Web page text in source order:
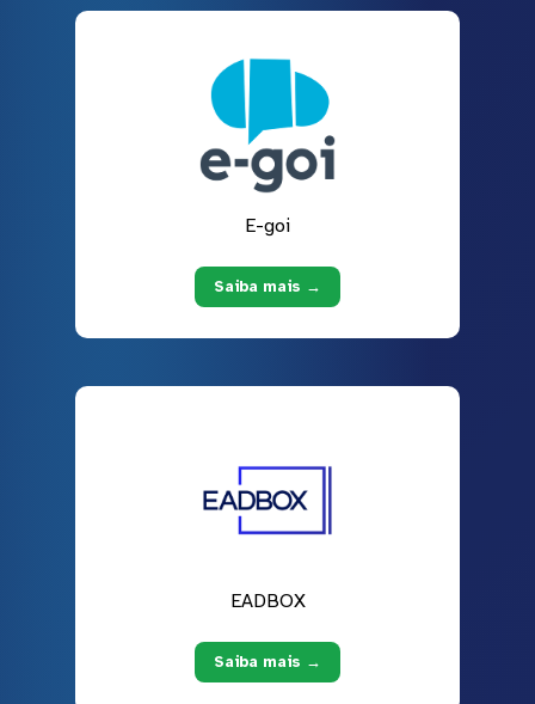
E-goi
Saiba mais →
EADBOX
Saiba mais →